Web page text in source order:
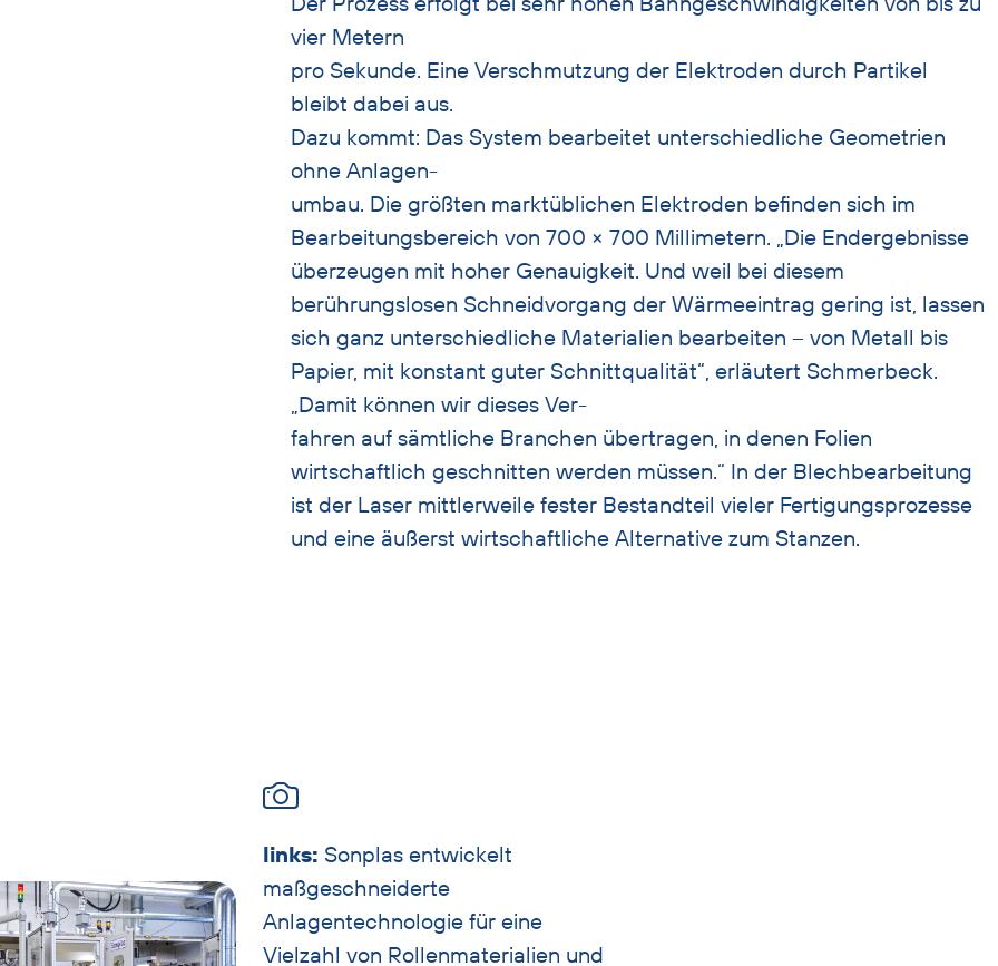
vier Metern
pro Sekunde. Eine Verschmutzung der Elektroden durch Partikel
bleibt dabei aus.
Dazu kommt: Das System bearbeitet unterschiedliche Geometrien
ohne Anlagen-
umbau. Die größten marktüblichen Elektroden befinden sich im
Bearbeitungsbereich von 700 × 700 Millimetern. „Die Endergebnisse
überzeugen mit hoher Genauigkeit. Und weil bei diesem
berührungslosen Schneidvorgang der Wärmeeintrag gering ist, lassen
sich ganz unterschiedliche Materialien bearbeiten – von Metall bis
Papier, mit konstant guter Schnittqualität“, erläutert Schmerbeck.
„Damit können wir dieses Ver-
fahren auf sämtliche Branchen übertragen, in denen Folien
wirtschaftlich geschnitten werden müssen.“ In der Blechbearbeitung
ist der Laser mittlerweile fester Bestandteil vieler Fertigungsprozesse
und eine äußerst wirtschaftliche Alternative zum Stanzen.
links: Sonplas entwickelt
maßgeschneiderte
Anlagentechnologie für eine
Vielzahl von Rollenmaterialien und